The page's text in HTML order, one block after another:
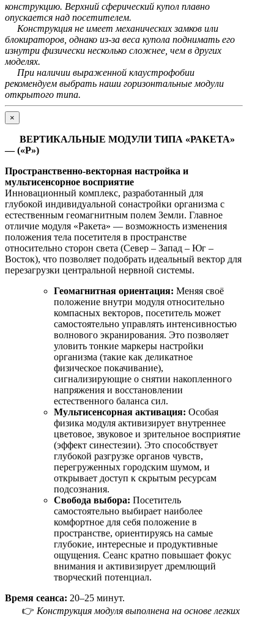
конструкцию. Верхний сферический купол плавно
опускается над посетителем.
Конструкция не имеет механических замков или
блокираторов, однако из-за веса купола поднимать его
изнутри физически несколько сложнее, чем в других
моделях.
При наличии выраженной клаустрофобии
рекомендуем выбрать наши горизонтальные модули
открытого типа.
×
ВЕРТИКАЛЬНЫЕ МОДУЛИ ТИПА «РАКЕТА»
— («Р»)
Пространственно-векторная настройка и
мультисенсорное восприятие
Инновационный комплекс, разработанный для
глубокой индивидуальной сонастройки организма с
естественным геомагнитным полем Земли. Главное
отличие модуля «Ракета» — возможность изменения
положения тела посетителя в пространстве
относительно сторон света (Север – Запад – Юг –
Восток), что позволяет подобрать идеальный вектор для
перезагрузки центральной нервной системы.
Геомагнитная ориентация: Меняя своё
положение внутри модуля относительно
компасных векторов, посетитель может
самостоятельно управлять интенсивностью
волнового экранирования. Это позволяет
уловить тонкие маркеры настройки
организма (такие как деликатное
физическое покачивание),
сигнализирующие о снятии накопленного
напряжения и восстановлении
естественного баланса сил.
Мультисенсорная активация: Особая
физика модуля активизирует внутреннее
цветовое, звуковое и зрительное восприятие
(эффект синестезии). Это способствует
глубокой разгрузке органов чувств,
перегруженных городским шумом, и
открывает доступ к скрытым ресурсам
подсознания.
Свобода выбора: Посетитель
самостоятельно выбирает наиболее
комфортное для себя положение в
пространстве, ориентируясь на самые
глубокие, интересные и продуктивные
ощущения. Сеанс кратно повышает фокус
внимания и активизирует дремлющий
творческий потенциал.
Время сеанса: 20–25 минут.
👉 Конструкция модуля выполнена на основе легких